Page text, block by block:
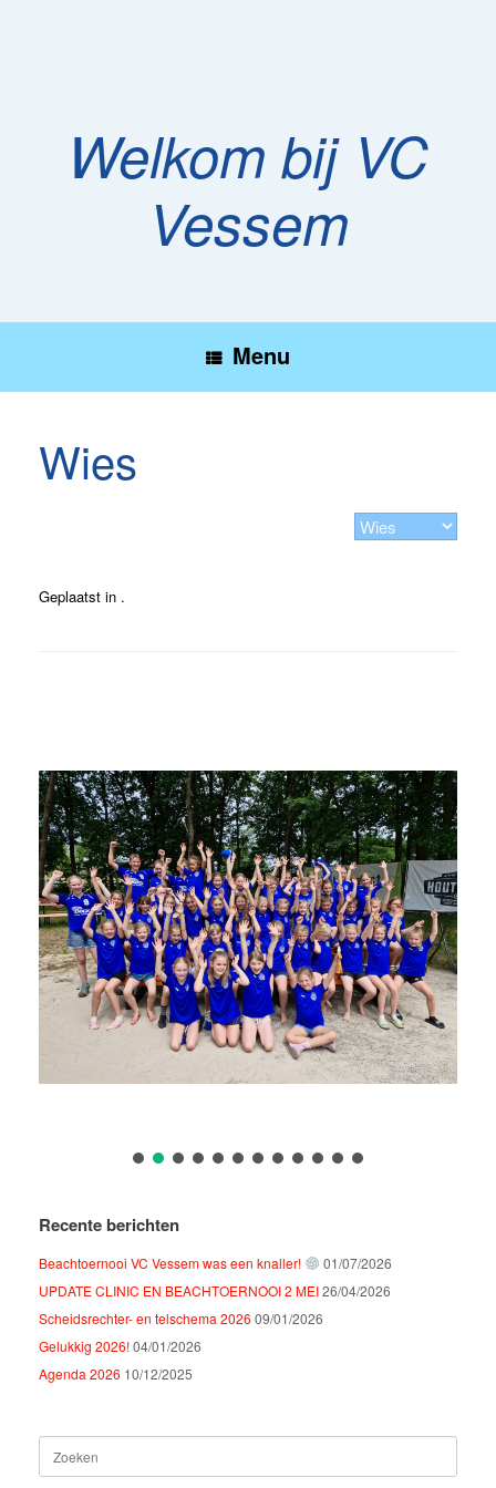
Welkom bij VC
Vessem
Menu
Wies
Geplaatst in .
Recente berichten
Beachtoernooi VC Vessem was een knaller!
01/07/2026
UPDATE CLINIC EN BEACHTOERNOOI 2 MEI26/04/2026
Scheidsrechter- en telschema 2026 09/01/2026
Gelukkig 2026!04/01/2026
Agenda 2026 10/12/2025
naar: